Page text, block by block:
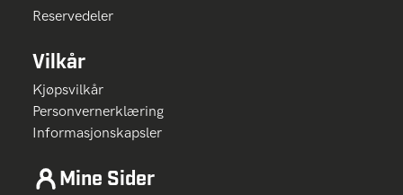
Reservedeler
Vilkår
Kjøpsvilkår
Personvernerklæring
Informasjonskapsler
Mine Sider